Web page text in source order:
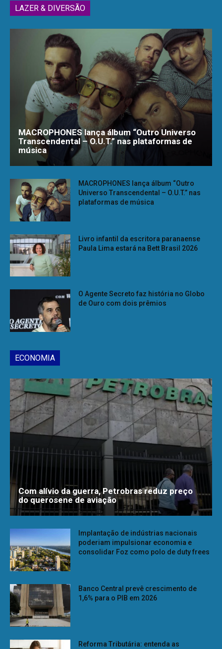
LAZER & DIVERSÃO
MACROPHONES lança álbum “Outro Universo
Transcendental – O.U.T.” nas plataformas de
música
MACROPHONES lança álbum “Outro
Universo Transcendental – O.U.T.” nas
plataformas de música
Livro infantil da escritora paranaense
Paula Lima estará na Bett Brasil 2026
O Agente Secreto faz história no Globo
de Ouro com dois prêmios
ECONOMIA
Com alívio da guerra, Petrobras reduz preço
do querosene de aviação
Implantação de indústrias nacionais
poderiam impulsionar economia e
consolidar Foz como polo de duty frees
Banco Central prevê crescimento de
1,6% para o PIB em 2026
Reforma Tributária: entenda as